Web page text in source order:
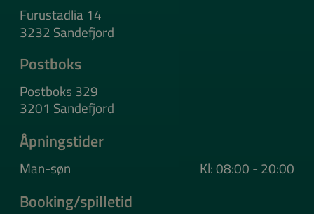
Furustadlia 14
3232 Sandefjord
Postboks
Postboks 329
3201 Sandefjord
Åpningstider
Man-søn Kl: 08:00 - 20:00
Booking/spilletid